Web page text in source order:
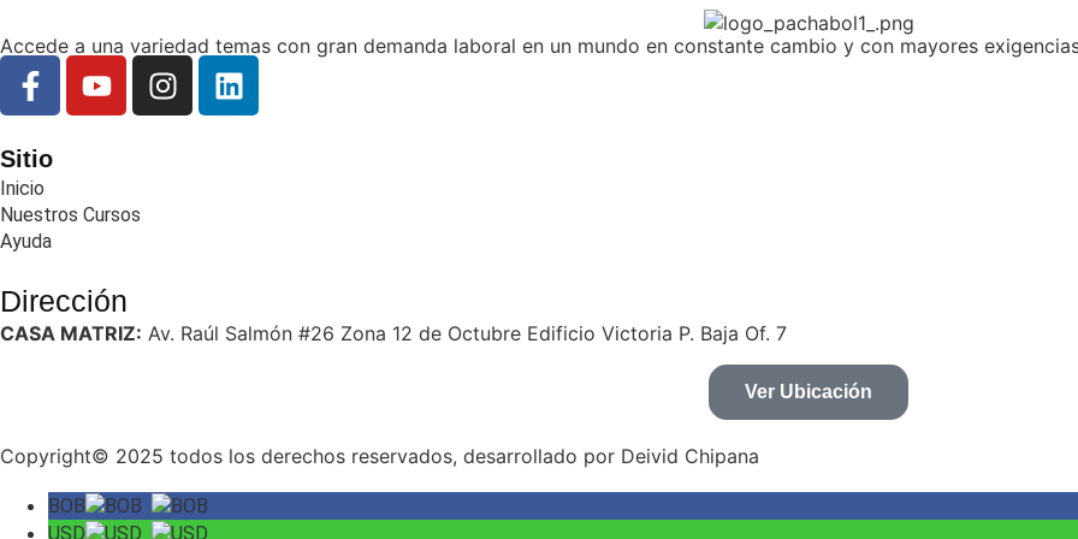
Accede a una variedad temas con gran demanda laboral en un mundo en constante cambio y con mayores
Sitio
Inicio
Nuestros Cursos
Ayuda
Dirección
CASA MATRIZ: Av. Raúl Salmón #26 Zona 12 de Octubre Edificio Victoria P. Baja Of. 7
Ver Ubicación
Copyright© 2025 todos los derechos reservados, desarrollado por Deivid Chipana
BOB
USD